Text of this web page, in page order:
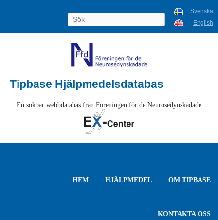
Svenska
English
Tipbase Hjälpmedelsdatabas
En sökbar webbdatabas från Föreningen för de Neurosedynskadade
HEM HJÄLPMEDEL OM TIPBASE
KONTAKTA OSS